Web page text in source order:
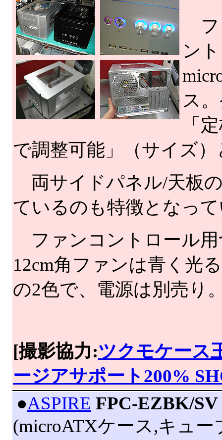
フ
ン
ス
「
で調整可能」（サイズ
両サイドパネル/天板
ているのも特徴となっ
ファンコントロール
12cm角ファンは青く光
の2色で、電源は別売り
[撮影協力:ツクモケース
ージアサポート200%
●ASPIRE FPC-EZBK/SV
(microATXケース,キュー